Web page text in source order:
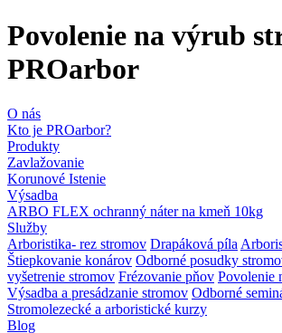
Povolenie na výrub
PROarbor
O nás
Kto je PROarbor?
Produkty
Zavlažovanie
Korunové Istenie
Výsadba
ARBO FLEX ochranný náter na kmeň 10kg
Služby
Arboristika- rez stromov Drapáková píla
Štiepkovanie konárov Odborné posudky
vyšetrenie stromov Frézovanie pňov Povolenie
Výsadba a presádzanie stromov Odborné
Stromolezecké a arboristické kurzy
Blog